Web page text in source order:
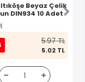
Beyaz Çelik
DIN934 10 Adet
5.97 TL
5.02 TL